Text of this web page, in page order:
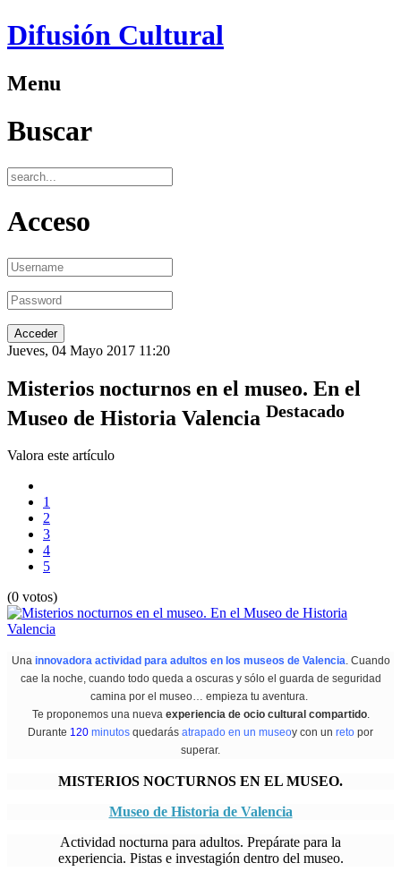
Difusión Cultural
Menu
Buscar
Acceso
Jueves, 04 Mayo 2017 11:20
Misterios nocturnos en el museo. En el
Museo de Historia Valencia Destacado
Valora este artículo
1
2
3
4
5
(0 votos)
Una innovadora actividad para adultos en los museos de Valencia. Cuando
cae la noche, cuando todo queda a oscuras y sólo el guarda de seguridad
camina por el museo… empieza tu aventura.
Te proponemos una nueva experiencia de ocio cultural compartido.
Durante 120 minutos quedarás atrapado en un museoy con un reto por
superar.
MISTERIOS NOCTURNOS EN EL MUSEO.
Museo de Historia de Valencia
Actividad nocturna para adultos. Prepárate para la
experiencia. Pistas e investagión dentro del museo.